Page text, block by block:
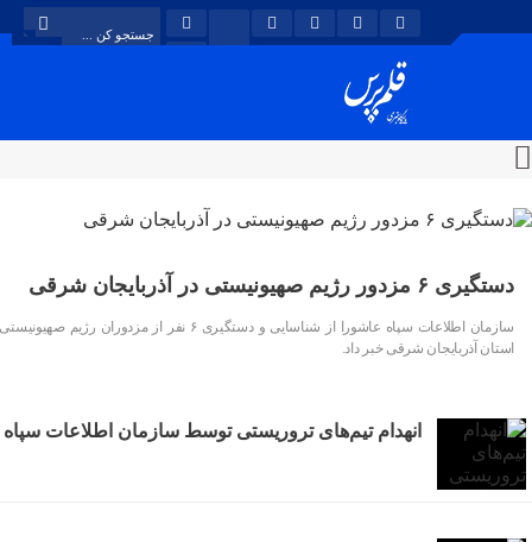
دستگیری ۶ مزدور رژیم صهیونیستی در آذربایجان شرقی
سازمان اطلاعات سپاه عاشورا از شناسایی و دستگیری ۶ نفر از مزدوران رژیم
استان آذربایجان شرقی خبر داد.
انهدام تیم‌های تروریستی توسط سازمان اطلاعات سپاه